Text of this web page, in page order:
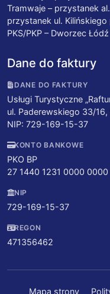
Tramwaje – przystanek
przystanek ul. Kilińskiego
PKS/PKP – Dworzec
Dane do faktury
DANE DO FAKTURY
Usługi Turystyczne
ul. Paderewskiego 33/
NIP: 729-169-15-37
KONTO BANKOWE
PKO BP
27 1440 1231 0000
NIP
729-169-15-37
REGON
471356462
Mapa strony